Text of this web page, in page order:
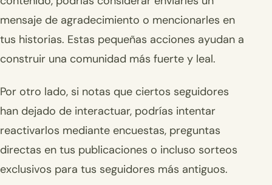
mensaje de agradecimiento o mencionarles en
tus historias. Estas pequeñas acciones ayudan a
construir una comunidad más fuerte y leal.
Por otro lado, si notas que ciertos seguidores
han dejado de interactuar, podrías intentar
reactivarlos mediante encuestas, preguntas
directas en tus publicaciones o incluso sorteos
exclusivos para tus seguidores más antiguos.